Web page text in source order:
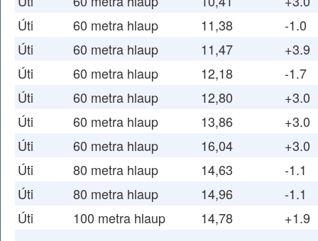
Úti
60 metra hlaup 11,38
-1.0
Úti
60 metra hlaup 11,47
+3.9
Úti
60 metra hlaup 12,18
-1.7
Úti
60 metra hlaup 12,80
+3.0
Úti
60 metra hlaup 13,86
+3.0
Úti
60 metra hlaup 16,04
+3.0
Úti
80 metra hlaup 14,63
-1.1
Úti
80 metra hlaup 14,96
-1.1
Úti
100 metra hlaup 14,78
+1.9